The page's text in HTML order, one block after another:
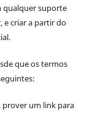
qualquer suporte
criar a partir do
que os termos
prover um link para